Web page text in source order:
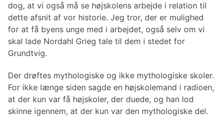
dog, at vi også må se højskolens arbejde i relation til
dette afsnit af vor historie. Jeg tror, der er mulighed
for at få byens unge med i arbejdet, også selv om vi
skal lade Nordahl Grieg tale til dem i stedet for
Grundtvig.
Der drøftes mythologiske og ikke mythologiske skoler.
For ikke længe siden sagde en højskolemand i radioen,
at der kun var få højskoler, der duede, og han lod
skinne igennem, at der kun var den mythologiske del.